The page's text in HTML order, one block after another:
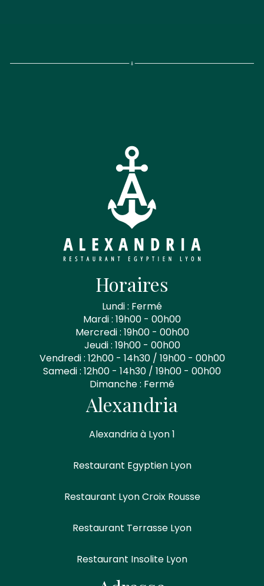
Horaires
Lundi : Fermé
Mardi : 19h00 - 00h00
Mercredi : 19h00 - 00h00
Jeudi : 19h00 - 00h00
Vendredi : 12h00 - 14h30 / 19h00 - 00h00
Samedi : 12h00 - 14h30 / 19h00 - 00h00
Dimanche : Fermé
Alexandria
Alexandria à Lyon 1
Restaurant Egyptien Lyon
Restaurant Lyon Croix Rousse
Restaurant Terrasse Lyon
Restaurant Insolite Lyon